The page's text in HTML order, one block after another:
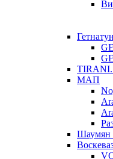
МАП
Шаумян